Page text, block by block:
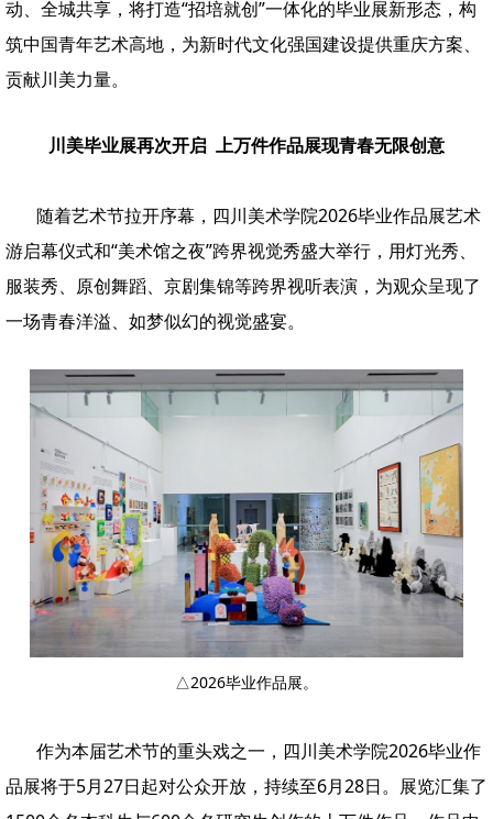
动、全城共享，将打造“招培就创”一体化的毕业展新形态，构
筑中国青年艺术高地，为新时代文化强国建设提供重庆方案、
贡献川美力量。
川美毕业展再次开启 上万件作品展现青春无限创意
随着艺术节拉开序幕，四川美术学院2026毕业作品展艺术
游启幕仪式和“美术馆之夜”跨界视觉秀盛大举行，用灯光秀、
服装秀、原创舞蹈、京剧集锦等跨界视听表演，为观众呈现了
一场青春洋溢、如梦似幻的视觉盛宴。
△2026毕业作品展。
作为本届艺术节的重头戏之一，四川美术学院2026毕业作
品展将于5月27日起对公众开放，持续至6月28日。展览汇集了